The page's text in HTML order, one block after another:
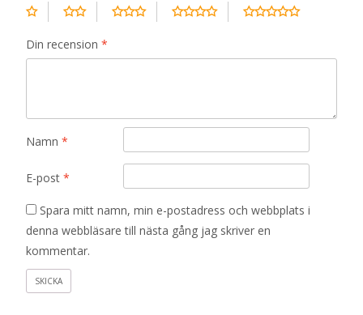
Din recension *
Namn *
E-post *
Spara mitt namn, min e-postadress och webbplats i
denna webbläsare till nästa gång jag skriver en
kommentar.